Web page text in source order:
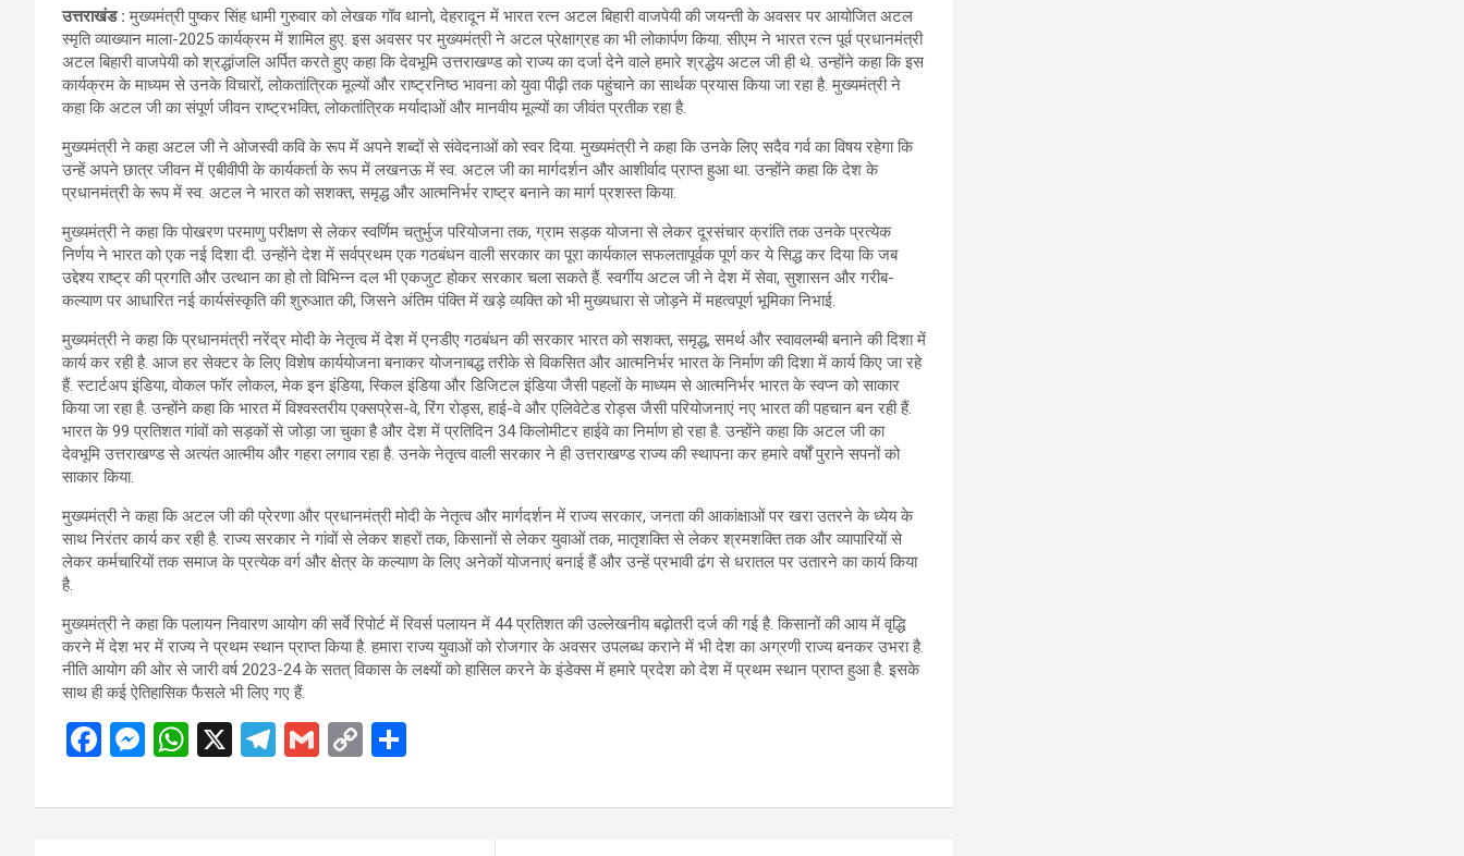
उत्तराखंड : मुख्यमंत्री पुष्कर सिंह धामी गुरुवार को लेखक गॉव थानो, देहरादून में भारत रत्न अटल बिहारी वाजपेयी की जयन्ती के अवसर पर आयोजित अटल
स्मृति व्याख्यान माला-2025 कार्यक्रम में शामिल हुए. इस अवसर पर मुख्यमंत्री ने अटल प्रेक्षाग्रह का भी लोकार्पण किया. सीएम ने भारत रत्न पूर्व प्रधानमंत्री
अटल बिहारी वाजपेयी को श्रद्धांजलि अर्पित करते हुए कहा कि देवभूमि उत्तराखण्ड को राज्य का दर्जा देने वाले हमारे श्रद्धेय अटल जी ही थे. उन्होंने कहा कि इस
कार्यक्रम के माध्यम से उनके विचारों, लोकतांत्रिक मूल्यों और राष्ट्रनिष्ठ भावना को युवा पीढ़ी तक पहुंचाने का सार्थक प्रयास किया जा रहा है. मुख्यमंत्री ने
कहा कि अटल जी का संपूर्ण जीवन राष्ट्रभक्ति, लोकतांत्रिक मर्यादाओं और मानवीय मूल्यों का जीवंत प्रतीक रहा है.
मुख्यमंत्री ने कहा अटल जी ने ओजस्वी कवि के रूप में अपने शब्दों से संवेदनाओं को स्वर दिया. मुख्यमंत्री ने कहा कि उनके लिए सदैव गर्व का विषय रहेगा कि
उन्हें अपने छात्र जीवन में एबीवीपी के कार्यकर्ता के रूप में लखनऊ में स्व. अटल जी का मार्गदर्शन और आशीर्वाद प्राप्त हुआ था. उन्होंने कहा कि देश के
प्रधानमंत्री के रूप में स्व. अटल ने भारत को सशक्त, समृद्ध और आत्मनिर्भर राष्ट्र बनाने का मार्ग प्रशस्त किया.
मुख्यमंत्री ने कहा कि पोखरण परमाणु परीक्षण से लेकर स्वर्णिम चतुर्भुज परियोजना तक, ग्राम सड़क योजना से लेकर दूरसंचार क्रांति तक उनके प्रत्येक
निर्णय ने भारत को एक नई दिशा दी. उन्होंने देश में सर्वप्रथम एक गठबंधन वाली सरकार का पूरा कार्यकाल सफलतापूर्वक पूर्ण कर ये सिद्ध कर दिया कि जब
उद्देश्य राष्ट्र की प्रगति और उत्थान का हो तो विभिन्न दल भी एकजुट होकर सरकार चला सकते हैं. स्वर्गीय अटल जी ने देश में सेवा, सुशासन और गरीब-
कल्याण पर आधारित नई कार्यसंस्कृति की शुरुआत की, जिसने अंतिम पंक्ति में खड़े व्यक्ति को भी मुख्यधारा से जोड़ने में महत्वपूर्ण भूमिका निभाई.
मुख्यमंत्री ने कहा कि प्रधानमंत्री नरेंद्र मोदी के नेतृत्व में देश में एनडीए गठबंधन की सरकार भारत को सशक्त, समृद्ध, समर्थ और स्वावलम्बी बनाने की दिशा में
कार्य कर रही है. आज हर सेक्टर के लिए विशेष कार्ययोजना बनाकर योजनाबद्ध तरीके से विकसित और आत्मनिर्भर भारत के निर्माण की दिशा में कार्य किए जा रहे
हैं. स्टार्टअप इंडिया, वोकल फॉर लोकल, मेक इन इंडिया, स्किल इंडिया और डिजिटल इंडिया जैसी पहलों के माध्यम से आत्मनिर्भर भारत के स्वप्न को साकार
किया जा रहा है. उन्होंने कहा कि भारत में विश्वस्तरीय एक्सप्रेस-वे, रिंग रोड्स, हाई-वे और एलिवेटेड रोड्स जैसी परियोजनाएं नए भारत की पहचान बन रही हैं.
भारत के 99 प्रतिशत गांवों को सड़कों से जोड़ा जा चुका है और देश में प्रतिदिन 34 किलोमीटर हाईवे का निर्माण हो रहा है. उन्होंने कहा कि अटल जी का
देवभूमि उत्तराखण्ड से अत्यंत आत्मीय और गहरा लगाव रहा है. उनके नेतृत्व वाली सरकार ने ही उत्तराखण्ड राज्य की स्थापना कर हमारे वर्षों पुराने सपनों को
साकार किया.
मुख्यमंत्री ने कहा कि अटल जी की प्रेरणा और प्रधानमंत्री मोदी के नेतृत्व और मार्गदर्शन में राज्य सरकार, जनता की आकांक्षाओं पर खरा उतरने के ध्येय के
साथ निरंतर कार्य कर रही है. राज्य सरकार ने गांवों से लेकर शहरों तक, किसानों से लेकर युवाओं तक, मातृशक्ति से लेकर श्रमशक्ति तक और व्यापारियों से
लेकर कर्मचारियों तक समाज के प्रत्येक वर्ग और क्षेत्र के कल्याण के लिए अनेकों योजनाएं बनाई हैं और उन्हें प्रभावी ढंग से धरातल पर उतारने का कार्य किया
है.
मुख्यमंत्री ने कहा कि पलायन निवारण आयोग की सर्वे रिपोर्ट में रिवर्स पलायन में 44 प्रतिशत की उल्लेखनीय बढ़ोतरी दर्ज की गई है. किसानों की आय में वृद्धि
करने में देश भर में राज्य ने प्रथम स्थान प्राप्त किया है. हमारा राज्य युवाओं को रोजगार के अवसर उपलब्ध कराने में भी देश का अग्रणी राज्य बनकर उभरा है.
नीति आयोग की ओर से जारी वर्ष 2023-24 के सतत् विकास के लक्ष्यों को हासिल करने के इंडेक्स में हमारे प्रदेश को देश में प्रथम स्थान प्राप्त हुआ है. इसके
साथ ही कई ऐतिहासिक फैसले भी लिए गए हैं.
F
ce
M
se
W
at
X
T
e
G
ail
C
py ar